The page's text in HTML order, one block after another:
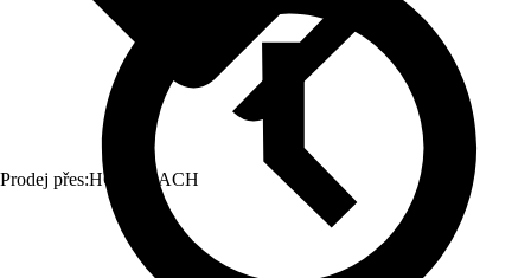
Prodej přes:HORNBACH